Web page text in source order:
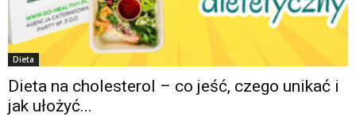
Dieta
Dieta na cholesterol – co jeść, czego unikać i
jak ułożyć...